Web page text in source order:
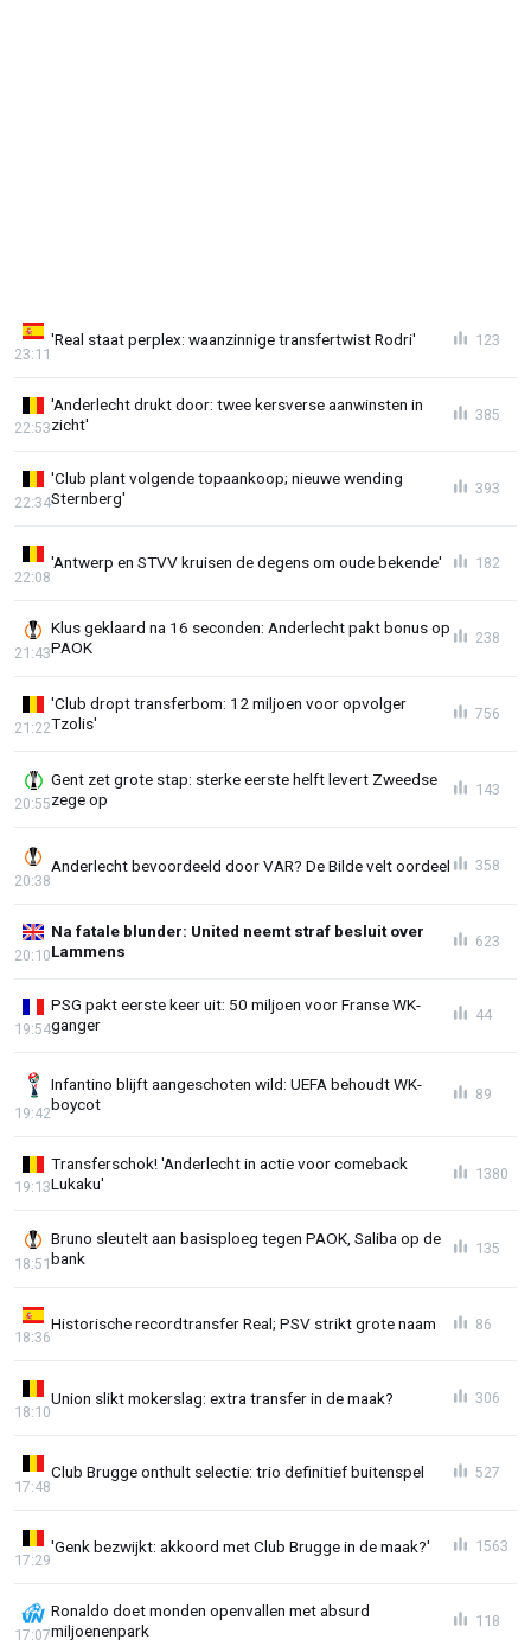
'Real staat perplex: waanzinnige transfertwist Rodri'
23:11
123
'Anderlecht drukt door: twee kersverse aanwinsten in
zicht'
22:53
385
'Club plant volgende topaankoop; nieuwe wending
Sternberg'
22:34
393
'Antwerp en STVV kruisen de degens om oude bekende'
22:08
182
Klus geklaard na 16 seconden: Anderlecht pakt bonus op
PAOK
21:43
238
'Club dropt transferbom: 12 miljoen voor opvolger
Tzolis'
21:22
756
Gent zet grote stap: sterke eerste helft levert Zweedse
zege op
20:55
143
Anderlecht bevoordeeld door VAR? De Bilde velt oordeel
20:38
358
Na fatale blunder: United neemt straf besluit over
Lammens
20:10
623
PSG pakt eerste keer uit: 50 miljoen voor Franse WK-
ganger
19:54
44
Infantino blijft aangeschoten wild: UEFA behoudt WK-
boycot
19:42
89
Transferschok! 'Anderlecht in actie voor comeback
Lukaku'
19:13
1380
Bruno sleutelt aan basisploeg tegen PAOK, Saliba op de
bank
18:51
135
Historische recordtransfer Real; PSV strikt grote naam
18:36
86
Union slikt mokerslag: extra transfer in de maak?
18:10
306
Club Brugge onthult selectie: trio definitief buitenspel
17:48
527
'Genk bezwijkt: akkoord met Club Brugge in de maak?'
17:29
1563
Ronaldo doet monden openvallen met absurd
miljoenenpark
17:07
118